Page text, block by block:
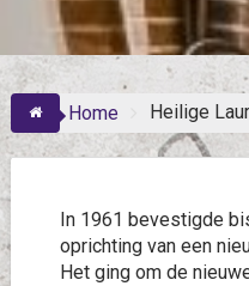
Home Heilige
In 1961 bevestigde
oprichting van een
Het ging om de